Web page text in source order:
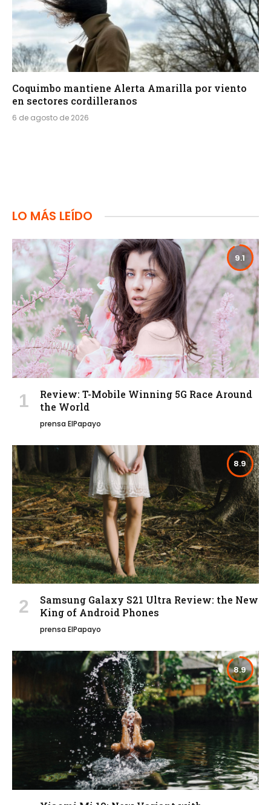
Coquimbo mantiene Alerta Amarilla por viento
en sectores cordilleranos
6 de agosto de 2026
LO MÁS LEÍDO
9.1
Review: T-Mobile Winning 5G Race Around
the World
prensa ElPapayo
8.9
Samsung Galaxy S21 Ultra Review: the New
King of Android Phones
prensa ElPapayo
8.9